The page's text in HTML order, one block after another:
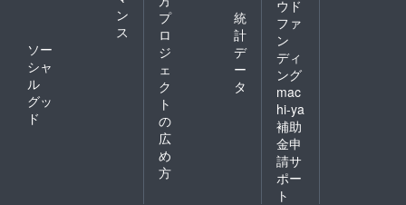
ン
ス
ソー
シャ
ル
グッ
ド
プ
ロ
ジ
ェ
ク
ト
の
広
め
方
統
計
デ
ー
タ
ウド
ファ
ン
ディ
ング
mac
hi-ya
補助
金申
請サ
ポー
ト